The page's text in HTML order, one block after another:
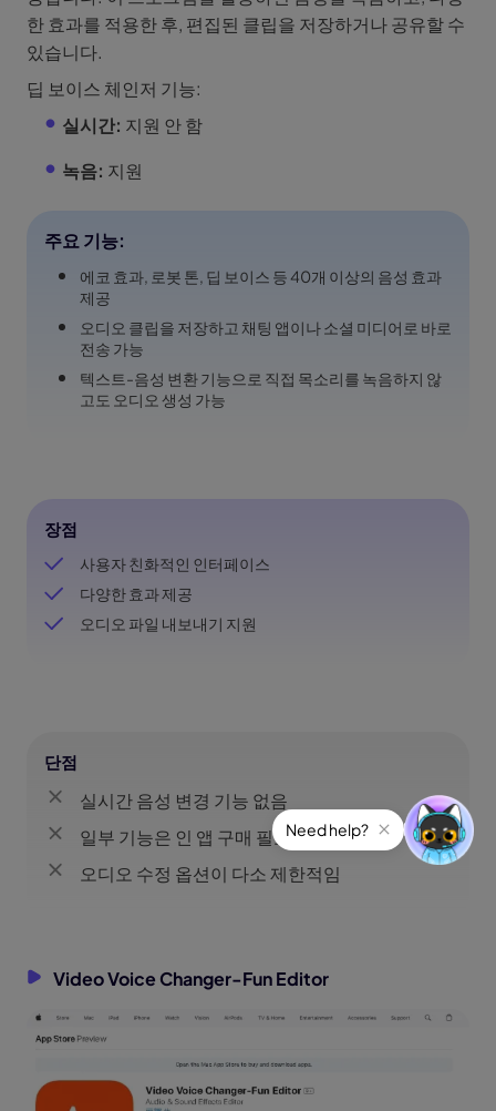
한 효과를 적용한 후, 편집된 클립을 저장하거나 공유할 수
있습니다.
딥 보이스 체인저 기능:
실시간: 지원 안 함
녹음: 지원
주요 기능:
에코 효과, 로봇 톤, 딥 보이스 등 40개 이상의 음성 효과
제공
오디오 클립을 저장하고 채팅 앱이나 소셜 미디어로 바로
전송 가능
텍스트-음성 변환 기능으로 직접 목소리를 녹음하지 않
고도 오디오 생성 가능
장점
사용자 친화적인 인터페이스
다양한 효과 제공
오디오 파일 내보내기 지원
단점
실시간 음성 변경 기능 없음
일부 기능은 인 앱 구매 필요
오디오 수정 옵션이 다소 제한적임
Video Voice Changer-Fun Editor